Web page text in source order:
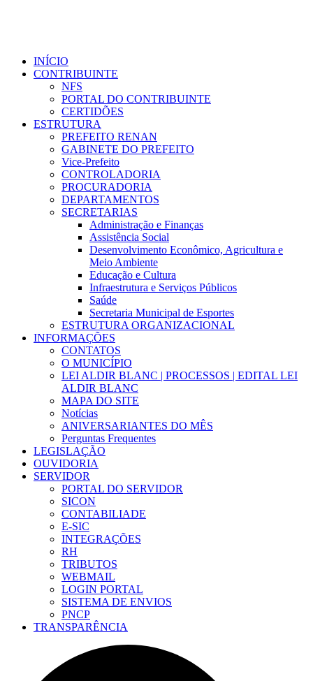
INÍCIO
CONTRIBUINTE
NFS
PORTAL DO CONTRIBUINTE
CERTIDÕES
ESTRUTURA
PREFEITO RENAN
GABINETE DO PREFEITO
Vice-Prefeito
CONTROLADORIA
PROCURADORIA
DEPARTAMENTOS
SECRETARIAS
Administração e Finanças
Assistência Social
Desenvolvimento Econômico, Agricultura e
Meio Ambiente
Educação e Cultura
Infraestrutura e Serviços Públicos
Saúde
Secretaria Municipal de Esportes
ESTRUTURA ORGANIZACIONAL
INFORMAÇÕES
CONTATOS
O MUNICÍPIO
LEI ALDIR BLANC | PROCESSOS | EDITAL LEI
ALDIR BLANC
MAPA DO SITE
Notícias
ANIVERSARIANTES DO MÊS
Perguntas Frequentes
LEGISLAÇÃO
OUVIDORIA
SERVIDOR
PORTAL DO SERVIDOR
SICON
CONTABILIADE
E-SIC
INTEGRAÇÕES
RH
TRIBUTOS
WEBMAIL
LOGIN PORTAL
SISTEMA DE ENVIOS
PNCP
TRANSPARÊNCIA